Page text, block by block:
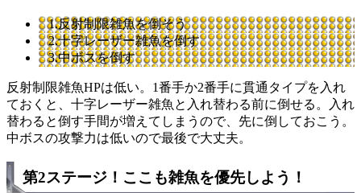
1.反射制限雑魚を倒そう
2.十字レーザー雑魚を倒す
3.中ボスを倒す
反射制限雑魚HPは低い。1番手か2番手に貫通タイプを入れ
ておくと、十字レーザー雑魚と入れ替わる前に倒せる。入れ
替わると倒す手間が増えてしまうので、先に倒しておこう。
中ボスの攻撃力は低いので最後で大丈夫。
第2ステージ！ここも雑魚を優先しよう！